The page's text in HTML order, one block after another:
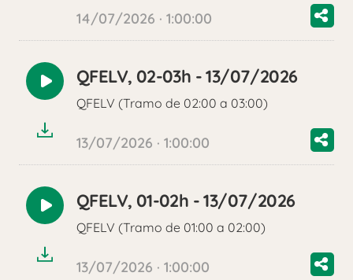
14/07/2026 · 1:00:00
Reproducir
audio
QFELV, 02-03h - 13/07/2026
QFELV (Tramo de 02:00 a 03:00)
13/07/2026 · 1:00:00
Reproducir
audio
QFELV, 01-02h - 13/07/2026
QFELV (Tramo de 01:00 a 02:00)
13/07/2026 · 1:00:00